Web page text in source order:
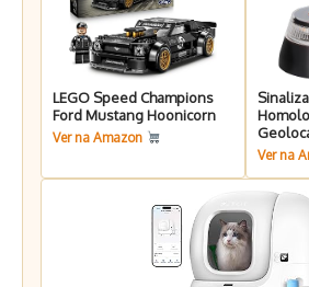
LEGO Speed Champions
Ford Mustang Hoonicorn
Ver na Amazon
Ver na